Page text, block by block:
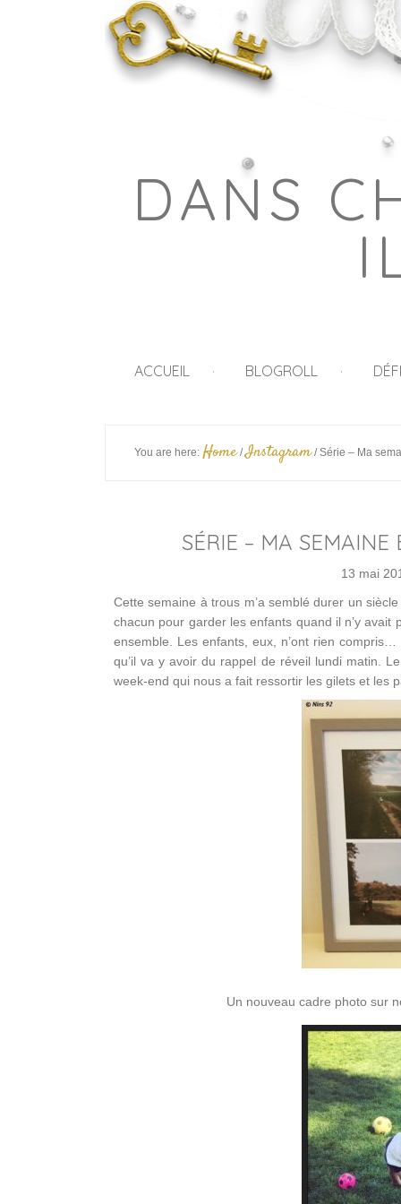
DANS
ACCUEIL BLOGROLL
You are here: Home / Instagram /Série – Ma
SÉRIE – MA
13 mai
Cette semaine à trous m’a semblé durer un
chacun pour garder les enfants quand il n’y
ensemble. Les enfants, eux, n’ont rien
qu’il va y avoir du rappel de réveil lundi matin.
week-end qui nous a fait ressortir les gilets et les
Un nouveau cadre photo sur